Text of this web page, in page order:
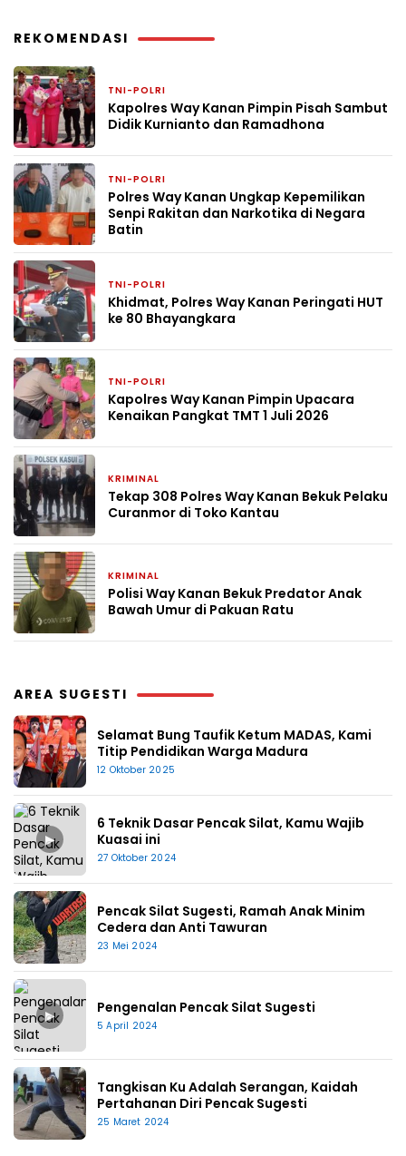
REKOMENDASI
TNI-POLRI
Kapolres Way Kanan Pimpin Pisah Sambut
Didik Kurnianto dan Ramadhona
TNI-POLRI
Polres Way Kanan Ungkap Kepemilikan
Senpi Rakitan dan Narkotika di Negara
Batin
TNI-POLRI
Khidmat, Polres Way Kanan Peringati HUT
ke 80 Bhayangkara
TNI-POLRI
Kapolres Way Kanan Pimpin Upacara
Kenaikan Pangkat TMT 1 Juli 2026
KRIMINAL
Tekap 308 Polres Way Kanan Bekuk Pelaku
Curanmor di Toko Kantau
KRIMINAL
Polisi Way Kanan Bekuk Predator Anak
Bawah Umur di Pakuan Ratu
AREA SUGESTI
Selamat Bung Taufik Ketum MADAS, Kami
Titip Pendidikan Warga Madura
12 Oktober 2025
▶
6 Teknik Dasar Pencak Silat, Kamu Wajib
Kuasai ini
27 Oktober 2024
Pencak Silat Sugesti, Ramah Anak Minim
Cedera dan Anti Tawuran
23 Mei 2024
▶ Pengenalan Pencak Silat Sugesti
5 April 2024
Tangkisan Ku Adalah Serangan, Kaidah
Pertahanan Diri Pencak Sugesti
25 Maret 2024